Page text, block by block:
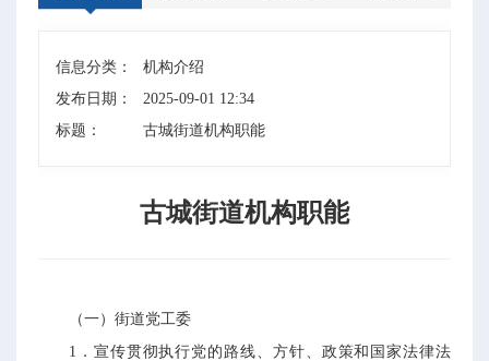
信息分类：
机构介绍
发布日期：
2025-09-01 12:34
标题：
古城街道机构职能
古城街道机构职能
（一）街道党工委
1．宣传贯彻执行党的路线、方针、政策和国家法律法